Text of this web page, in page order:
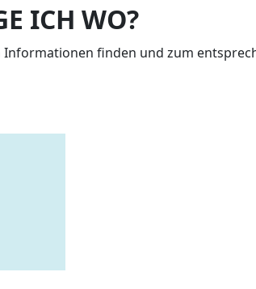
ICH WO?
finden und zum